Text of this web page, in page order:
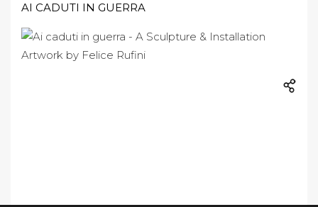
AI CADUTI IN GUERRA